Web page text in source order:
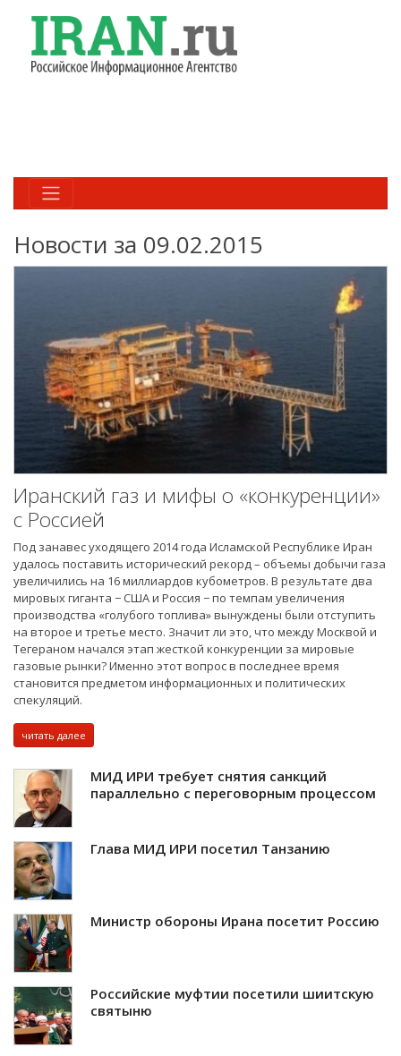
Новости за 09.02.2015
Иранский газ и мифы о «конкуренции»
с Россией
Под занавес уходящего 2014 года Исламской Республике Иран
удалось поставить исторический рекорд – объемы добычи газа
увеличились на 16 миллиардов кубометров. В результате два
мировых гиганта − США и Россия − по темпам увеличения
производства «голубого топлива» вынуждены были отступить
на второе и третье место. Значит ли это, что между Москвой и
Тегераном начался этап жесткой конкуренции за мировые
газовые рынки? Именно этот вопрос в последнее время
становится предметом информационных и политических
спекуляций.
читать далее
МИД ИРИ требует снятия санкций
параллельно с переговорным процессом
Глава МИД ИРИ посетил Танзанию
Министр обороны Ирана посетит Россию
Российские муфтии посетили шиитскую
святыню